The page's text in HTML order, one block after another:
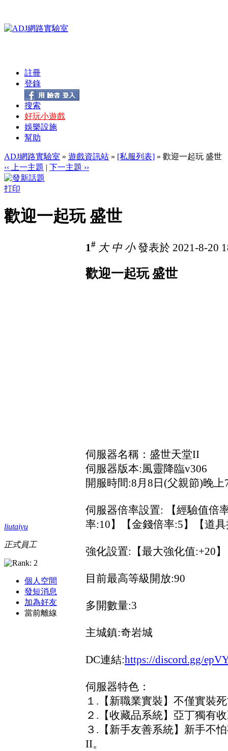
註冊
登錄
搜索
好玩小遊戲
娛樂設施
幫助
ADJ網路實驗室 » 遊戲資訊站 » [私服列表] » 歡迎一起玩 盛世
‹‹ 上一主題 | 下一主題 ››
打印
歡迎一起玩 盛世
liutaiyu
正式員工
個人空間
發短消息
加為好友
當前離線
1# 大 中 小發表於 2021-8-20
歡迎一起玩 盛世
伺服器名稱：盛世天堂II
伺服器版本:風靈降臨v306
開服時間:8月8日(父親節)晚上
伺服器倍率設置: 【經驗值倍
率:10】【金錢倍率:5】【道
強化設置:【最大強化值:+20
目前最高等級開放:90
多開數量:3
主城鎮:奇岩城
DC連結:https://discord.gg/
伺服器特色：
１.【新職業實裝】不僅實裝
２.【收藏品系統】亞丁獨有
３.【新手友善系統】新手不
II。